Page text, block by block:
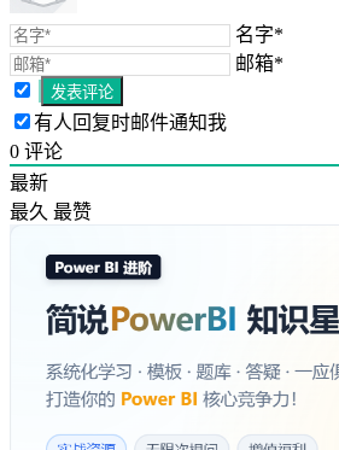
名字*
邮箱*
有人回复时邮件通知我
0 评论
最新
最久 最赞